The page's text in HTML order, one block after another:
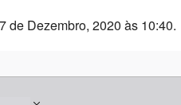
de Dezembro, 2020 às 10:40.